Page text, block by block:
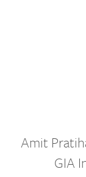
Amit
GIA